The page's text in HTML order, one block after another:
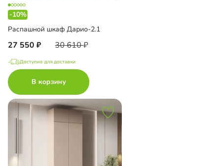
-10%
Распашной шкаф Дарио-2.1
27 550 30 610
Доступно для доставки
В корзину